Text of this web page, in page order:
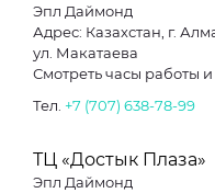
Эпл Даймонд
Адрес: Казахстан, г.
ул. Макатаева
Смотреть часы работы и
Тел. +7 (707) 638-78-99
ТЦ «Достык Плаза»
Эпл Даймонд